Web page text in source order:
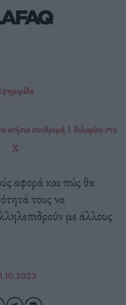
συνδρομή 1 δολαρίου στο
X
αφορά και πώς θα
τους να
με άλλους